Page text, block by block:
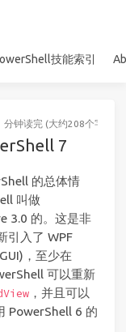
技能索引
分钟读完 (大约208个字)
7
的总体情
叫做
3.0 的。这是非
引入了 WPF
，至少在
可以重新
，并且可以
PowerShell 6 的